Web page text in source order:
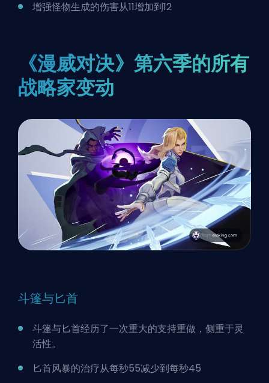
增强怪物生成的伤害从11增加到12
《漫威对决》第六季的所有
战略家变动
斗篷与匕首
斗篷与匕首经历了一次重大的支持重做，侧重于灵
活性。
匕首风暴的治疗从每秒55减少到每秒45